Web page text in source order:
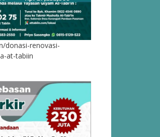
donasi-renovasi-
at-tabiin